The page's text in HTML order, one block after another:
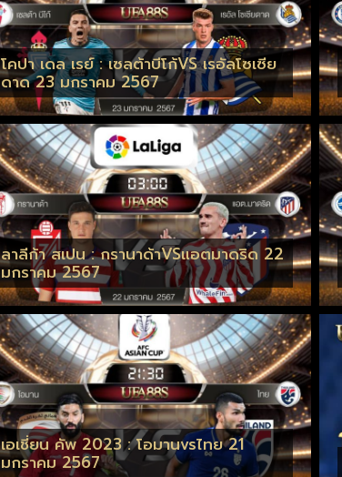
โคปา เดล เรย์ : เซลต้าบีโก้VS เรอัลโซเซีย
ดาด 23 มกราคม 2567
ลาลีก้า สเปน : กรานาด้าVSแอตมาดริด 22
มกราคม 2567
เอเชี่ยน คัพ 2023 : โอมานvsไทย 21
มกราคม 2567